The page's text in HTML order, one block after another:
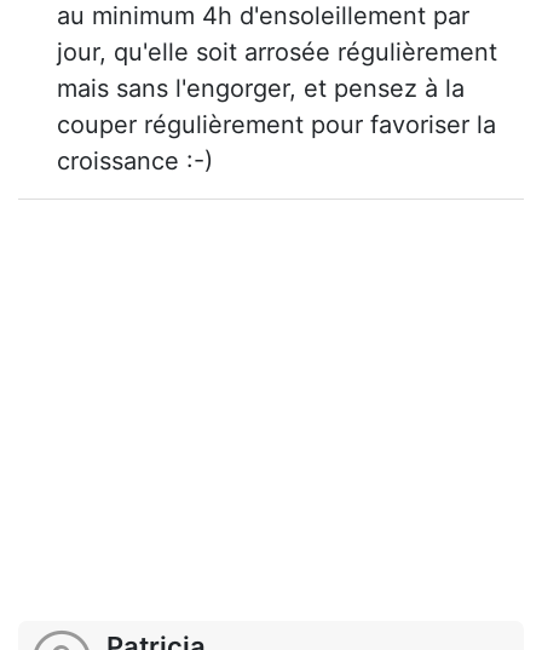
au minimum 4h d'ensoleillement par
jour, qu'elle soit arrosée régulièrement
mais sans l'engorger, et pensez à la
couper régulièrement pour favoriser la
croissance :-)